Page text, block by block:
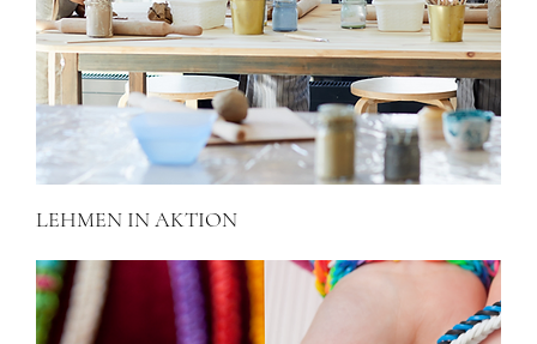
LEHMEN IN AKTION